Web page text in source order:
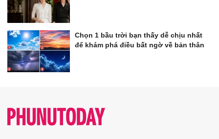
Chọn 1 bầu trời bạn thấy dễ chịu nhất
để khám phá điều bất ngờ về bản thân